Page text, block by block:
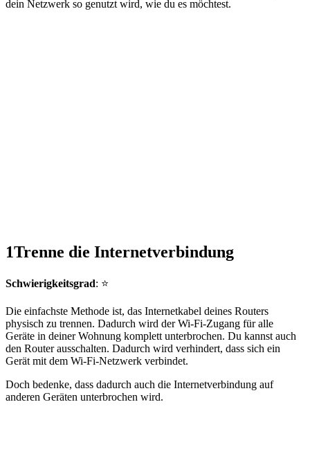
dein Netzwerk so genutzt wird, wie du es möchtest.
1Trenne die Internetverbindung
Schwierigkeitsgrad: ⭐
Die einfachste Methode ist, das Internetkabel deines Routers
physisch zu trennen. Dadurch wird der Wi-Fi-Zugang für alle
Geräte in deiner Wohnung komplett unterbrochen. Du kannst auch
den Router ausschalten. Dadurch wird verhindert, dass sich ein
Gerät mit dem Wi-Fi-Netzwerk verbindet.
Doch bedenke, dass dadurch auch die Internetverbindung auf
anderen Geräten unterbrochen wird.